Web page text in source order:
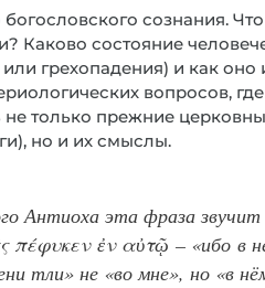
сознания. Что
Каково состояние
грехопадения) и как оно
вопросов,
только прежние
но и их смыслы.
Антиоха эта фраза
πέφυκεν ἐν αὐτῷ – «ибо в
тли» не «во мне», но «в